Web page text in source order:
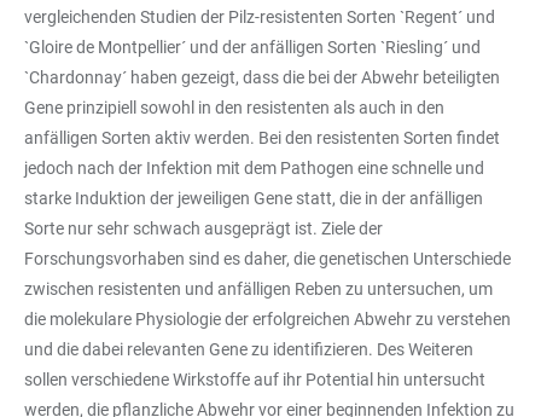
vergleichenden Studien der Pilz-resistenten Sorten `Regent´ und
`Gloire de Montpellier´ und der anfälligen Sorten `Riesling´ und
`Chardonnay´ haben gezeigt, dass die bei der Abwehr beteiligten
Gene prinzipiell sowohl in den resistenten als auch in den
anfälligen Sorten aktiv werden. Bei den resistenten Sorten findet
jedoch nach der Infektion mit dem Pathogen eine schnelle und
starke Induktion der jeweiligen Gene statt, die in der anfälligen
Sorte nur sehr schwach ausgeprägt ist. Ziele der
Forschungsvorhaben sind es daher, die genetischen Unterschiede
zwischen resistenten und anfälligen Reben zu untersuchen, um
die molekulare Physiologie der erfolgreichen Abwehr zu verstehen
und die dabei relevanten Gene zu identifizieren. Des Weiteren
sollen verschiedene Wirkstoffe auf ihr Potential hin untersucht
werden, die pflanzliche Abwehr vor einer beginnenden Infektion zu